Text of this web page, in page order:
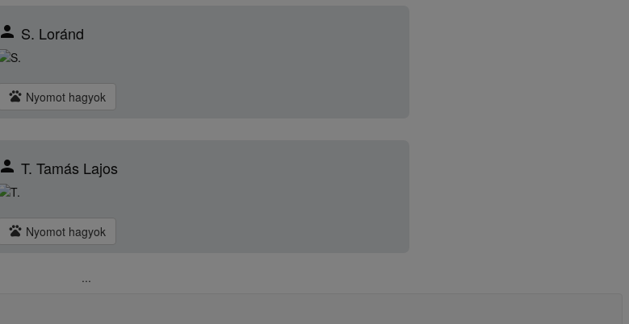
person S. Loránd
pets Nyomot hagyok
person T. Tamás Lajos
pets Nyomot hagyok
...